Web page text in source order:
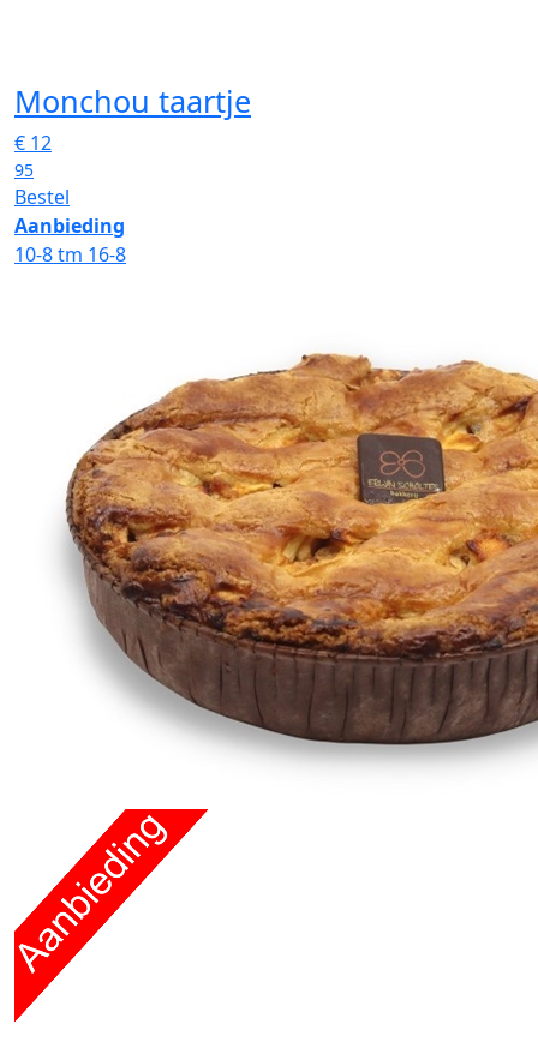
Monchou taartje
€ 12
95
Bestel
Aanbieding
10-8 tm 16-8